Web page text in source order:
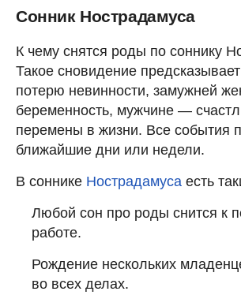
Сонник Нострадамуса
К чему снятся роды по соннику
Такое сновидение
потерю невинности, замужней
беременность, мужчине —
перемены в жизни. Все события
ближайшие дни или недели.
В соннике Нострадамуса есть
Любой сон про роды снится к
работе.
Рождение нескольких
во всех делах.